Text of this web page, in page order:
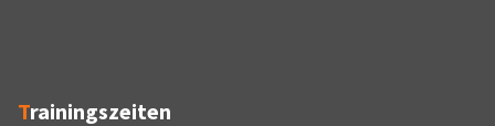
Trainingszeiten